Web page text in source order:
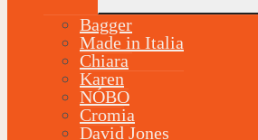
Bagger
Made in Italia
Chiara
Karen
NÓBO
Cromia
David Jones